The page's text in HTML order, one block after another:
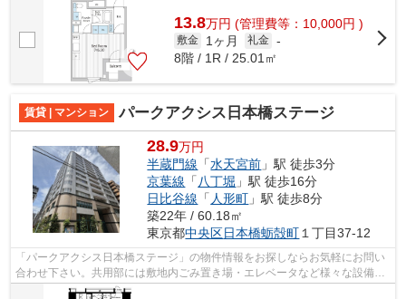
13.8万円 (管理費等：10,000円 )
敷金 1ヶ月 礼金 -
8階 / 1R / 25.01㎡
賃貸 | マンション パークアクシス日本橋ステージ
28.9万円
半蔵門線 「水天宮前 」駅 徒歩3分
京葉線 「 八丁堀 」駅 徒歩16分
日比谷線 「 人形町 」駅 徒歩8分
築22年 / 60.18㎡
東京都中央区日本橋蛎殻町 １丁目37-12
「パークアクシス日本橋ステージ」の物件情報をお探しならお気軽にお問い
合わせ下さい。共用部には敷地内ごみ置き場・エレベータなど様々な設備や
サービスが揃っているので便利です。...